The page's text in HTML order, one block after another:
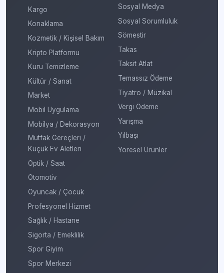
Kargo
Konaklama
Kozmetik / Kişisel Bakım
Kripto Platformu
Kuru Temizleme
Kültür / Sanat
Market
Mobil Uygulama
Mobilya / Dekorasyon
Mutfak Gereçleri /
Küçük Ev Aletleri
Optik / Saat
Otomotiv
Oyuncak / Çocuk
Profesyonel Hizmet
Sağlık / Hastane
Sigorta / Emeklilik
Spor Giyim
Spor Merkezi
Sosyal Medya
Sosyal Sorumluluk
Sömestir
Takas
Taksit Atlat
Temassız Ödeme
Tiyatro / Müzikal
Vergi Ödeme
Yarışma
Yılbaşı
Yöresel Ürünler